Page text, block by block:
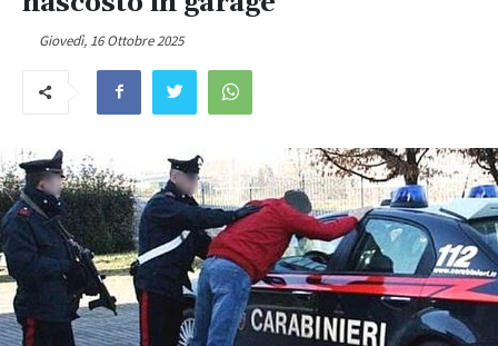
Giovedì, 16 Ottobre 2025